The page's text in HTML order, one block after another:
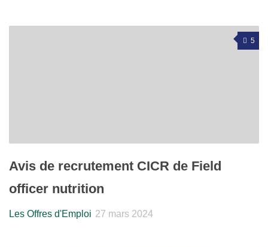
5
Avis de recrutement CICR de Field
officer nutrition
Les Offres d'Emploi 27 mars 2024